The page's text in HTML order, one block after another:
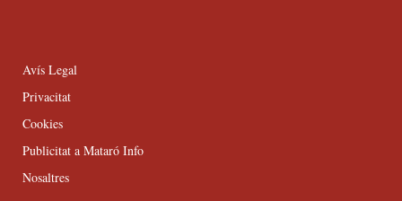
Avís Legal
Privacitat
Cookies
Publicitat a Mataró Info
Nosaltres